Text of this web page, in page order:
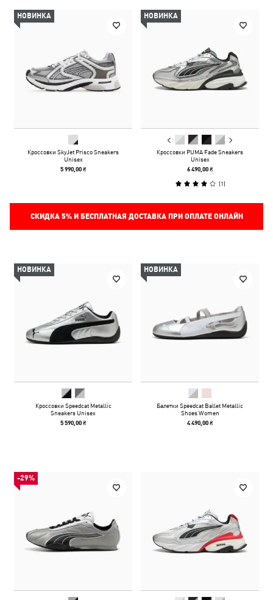
НОВИНКА
Кроссовки SkyJet Prisco Sneakers
Unisex
5 990,00 ₴
НОВИНКА
Кроссовки PUMA Fade Sneakers
Unisex
6 490,00 ₴
(1)
СКИДКА 5%И БЕСПЛАТНАЯ ДОСТАВКА ПРИ ОПЛАТЕ ОНЛАЙН
НОВИНКА
Кроссовки Speedcat Metallic
Sneakers Unisex
5 590,00 ₴
НОВИНКА
Балетки Speedcat Ballet Metallic
Shoes Women
4 490,00 ₴
-29%